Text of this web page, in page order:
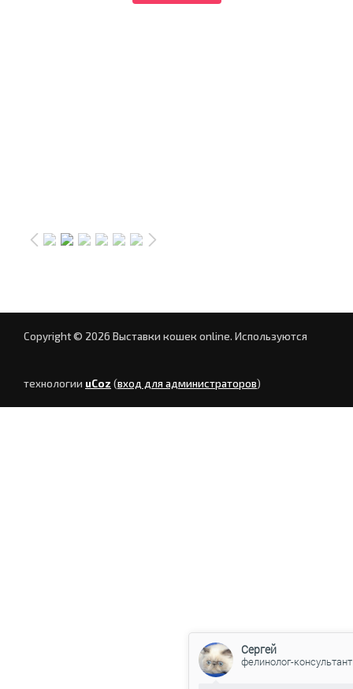
Copyright © 2026 Выставки кошек online. Используются
технологии uCoz (вход для администраторов)
Сергей
фелинолог-консультант